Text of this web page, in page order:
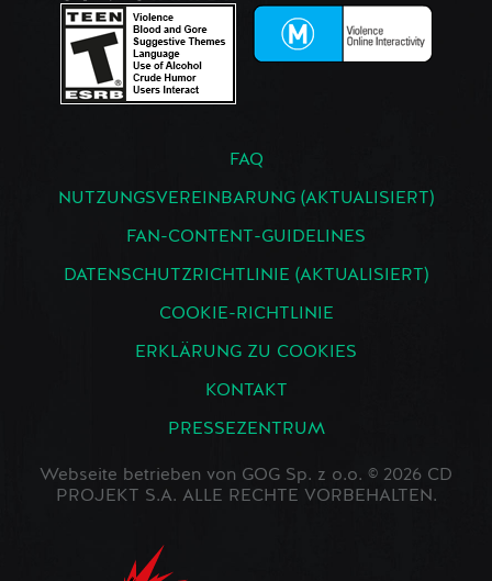
FAQ
NUTZUNGSVEREINBARUNG (AKTUALISIERT)
FAN-CONTENT-GUIDELINES
DATENSCHUTZRICHTLINIE (AKTUALISIERT)
COOKIE-RICHTLINIE
ERKLÄRUNG ZU COOKIES
KONTAKT
PRESSEZENTRUM
Webseite betrieben von GOG Sp. z o.o. © 2026 CD
PROJEKT S.A. ALLE RECHTE VORBEHALTEN.